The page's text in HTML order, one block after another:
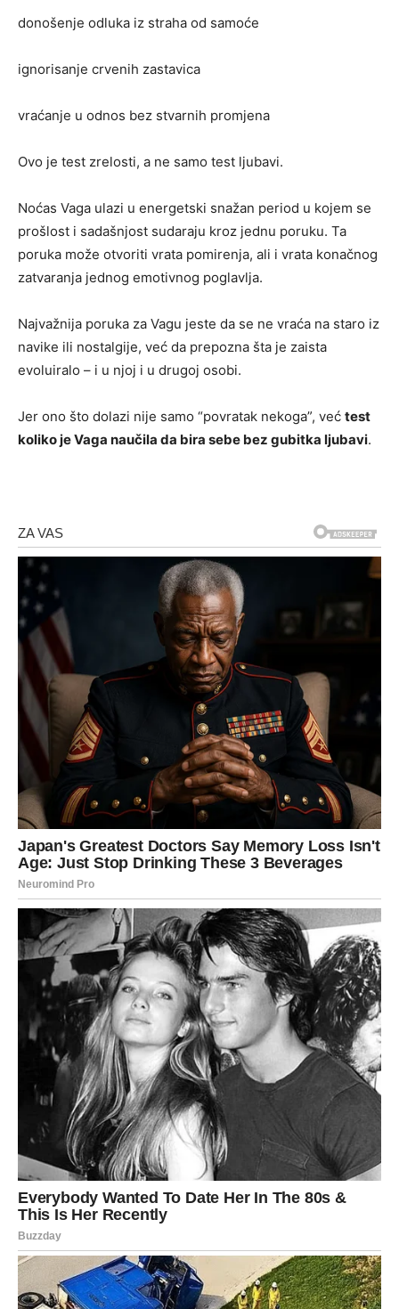
donošenje odluka iz straha od samoće
ignorisanje crvenih zastavica
vraćanje u odnos bez stvarnih promjena
Ovo je test zrelosti, a ne samo test ljubavi.
Noćas Vaga ulazi u energetski snažan period u kojem se
prošlost i sadašnjost sudaraju kroz jednu poruku. Ta
poruka može otvoriti vrata pomirenja, ali i vrata konačnog
zatvaranja jednog emotivnog poglavlja.
Najvažnija poruka za Vagu jeste da se ne vraća na staro iz
navike ili nostalgije, već da prepozna šta je zaista
evoluiralo – i u njoj i u drugoj osobi.
Jer ono što dolazi nije samo “povratak nekoga”, već test
koliko je Vaga naučila da bira sebe bez gubitka ljubavi.